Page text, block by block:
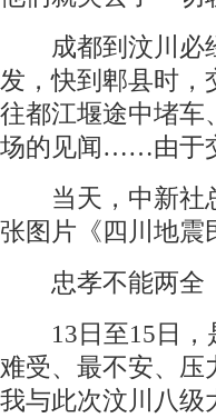
成都到汶川必经
发，快到郫县时，
往都江堰途中堵车
场的见闻……由于
当天，中新社总
张图片《四川地震
忠孝不能两全
13日至15日，
难受、最不安、压
我与此次汶川八